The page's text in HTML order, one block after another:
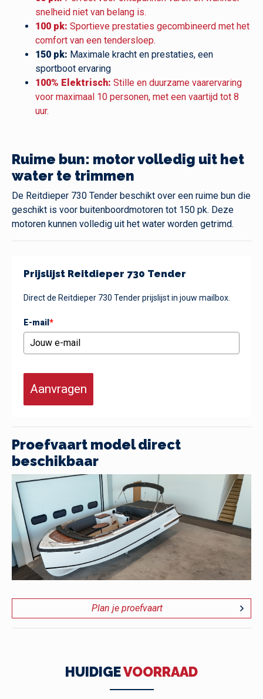
snelheid niet van belang is.
100 pk: Sportieve prestaties gecombineerd met het
comfort van een tendersloep.
150 pk: Maximale kracht en prestaties, een
sportboot ervaring
100% Elektrisch: Stille en duurzame vaarervaring
voor maximaal 10 personen, met een vaartijd tot 8
uur.
Ruime bun: motor volledig uit het
water te trimmen
De Reitdieper 730 Tender beschikt over een ruime bun die
geschikt is voor buitenboordmotoren tot 150 pk. Deze
motoren kunnen volledig uit het water worden getrimd.
Prijslijst Reitdieper 730 Tender
Direct de Reitdieper 730 Tender prijslijst in jouw mailbox.
E-mail *
Aanvragen
Proefvaart model direct
beschikbaar
Plan je proefvaart
HUIDIGEVOORRAAD